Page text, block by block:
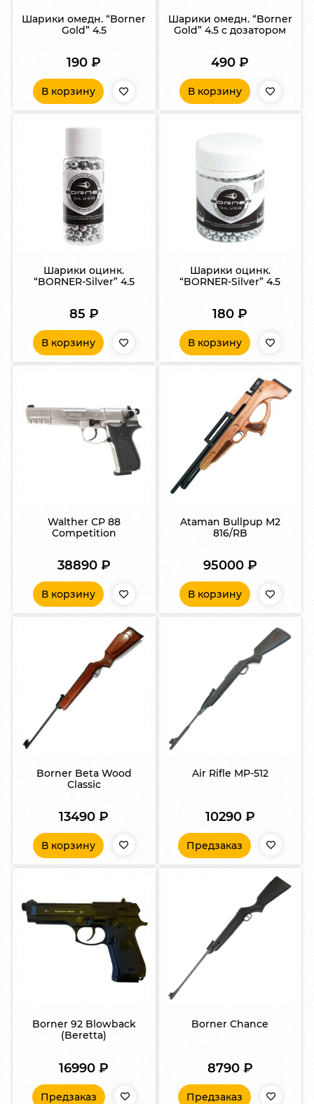
Шарики омедн. “Borner
Gold” 4.5
190₽
В корзину
Шарики омедн. “Borner
Gold” 4.5 с дозатором
490₽
В корзину
Шарики оцинк.
“BORNER-Silver” 4.5
85 ₽
В корзину
Шарики оцинк.
“BORNER-Silver” 4.5
180₽
В корзину
Walther СР 88
Competition
38890 ₽
В корзину
Ataman Bullpup M2
816/RB
95000 ₽
В корзину
Borner Beta Wood
Classic
13490₽
В корзину
Air Rifle МР-512
10290 ₽
Предзаказ
Borner 92 Blowback
(Beretta)
16990₽
Предзаказ
Borner Chance
8790 ₽
Предзаказ